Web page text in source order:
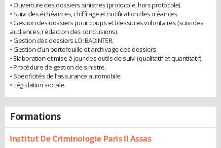
• Ouverture des dossiers sinistres (protocole, hors protocole).
• Suivi des échéances, chiffrage et notification des créances.
• Gestion des dossiers pour coups et blessures volontaires (suivi des
audiences, rédaction des conclusions).
• Gestion des dossiers LOI BADINTER.
• Gestion d’un portefeuille et archivage des dossiers.
• Elaboration et mise à jour des outils de suivi (qualitatif et quantitatif).
• Procédure de gestion de sinistre.
• Spécificités de l’assurance automobile.
• Législation sociale.
Formations
Institut De Criminologie Paris II Assas